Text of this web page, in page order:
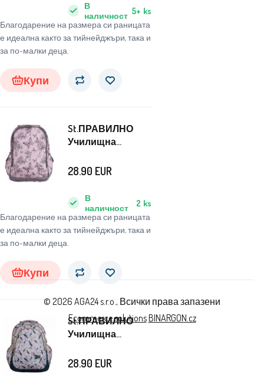
Благодарение на размера си раницата
е идеална както за тийнейджъри, така и
за по-малки деца.
В
наличност 5+ ks
Купи
St.ПРАВИЛНО
Училищна
Благодарение на размера си раницата
е идеална както за тийнейджъри, така и
за по-малки деца.
В
наличност
2 ks
28.90 EUR
Купи
St.ПРАВИЛНО
Училищна
четирикамерна
28.90 EUR
© 2026 AGA24 s.r.o., Всички права запазени
Ecommerce solutionsBINARGON.cz